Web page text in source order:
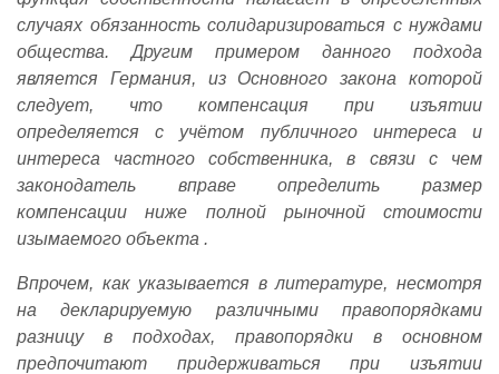
случаях обязанность солидаризироваться с нуждами
общества. Другим примером данного подхода
является Германия, из Основного закона которой
следует, что компенсация при изъятии
определяется с учётом публичного интереса и
интереса частного собственника, в связи с чем
законодатель вправе определить размер
компенсации ниже полной рыночной стоимости
изымаемого объекта .
Впрочем, как указывается в литературе, несмотря
на декларируемую различными правопорядками
разницу в подходах, правопорядки в основном
предпочитают придерживаться при изъятии